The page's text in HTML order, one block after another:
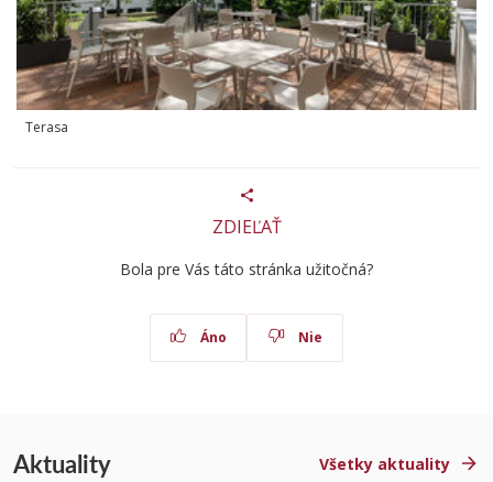
Terasa
ZDIEĽAŤ
Bola pre Vás táto stránka užitočná?
Áno Nie
Aktuality Všetky aktuality